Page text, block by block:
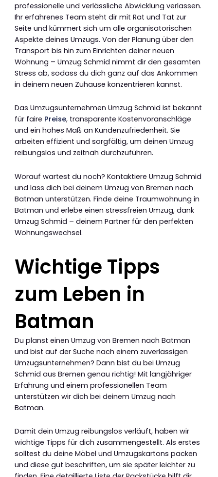
professionelle und verlässliche Abwicklung verlassen.
Ihr erfahrenes Team steht dir mit Rat und Tat zur
Seite und kümmert sich um alle organisatorischen
Aspekte deines Umzugs. Von der Planung über den
Transport bis hin zum Einrichten deiner neuen
Wohnung – Umzug Schmid nimmt dir den gesamten
Stress ab, sodass du dich ganz auf das Ankommen
in deinem neuen Zuhause konzentrieren kannst.
Das Umzugsunternehmen Umzug Schmid ist bekannt
für faire Preise, transparente Kostenvoranschläge
und ein hohes Maß an Kundenzufriedenheit. Sie
arbeiten effizient und sorgfältig, um deinen Umzug
reibungslos und zeitnah durchzuführen.
Worauf wartest du noch? Kontaktiere Umzug Schmid
und lass dich bei deinem Umzug von Bremen nach
Batman unterstützen. Finde deine Traumwohnung in
Batman und erlebe einen stressfreien Umzug, dank
Umzug Schmid – deinem Partner für den perfekten
Wohnungswechsel.
Wichtige Tipps
zum Leben in
Batman
Du planst einen Umzug von Bremen nach Batman
und bist auf der Suche nach einem zuverlässigen
Umzugsunternehmen? Dann bist du bei Umzug
Schmid aus Bremen genau richtig! Mit langjähriger
Erfahrung und einem professionellen Team
unterstützen wir dich bei deinem Umzug nach
Batman.
Damit dein Umzug reibungslos verläuft, haben wir
wichtige Tipps für dich zusammengestellt. Als erstes
solltest du deine Möbel und Umzugskartons packen
und diese gut beschriften, um sie später leichter zu